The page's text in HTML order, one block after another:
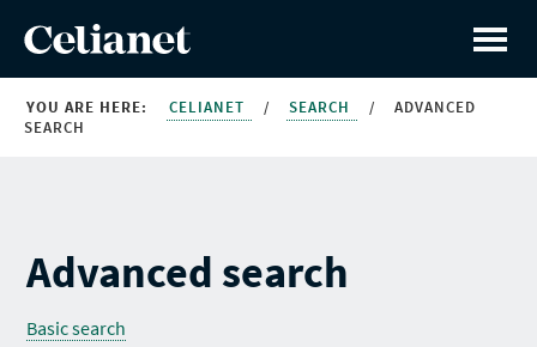
YOU ARE HERE: CELIANET / SEARCH /
ADVANCED
SEARCH
Advanced search
Basic search